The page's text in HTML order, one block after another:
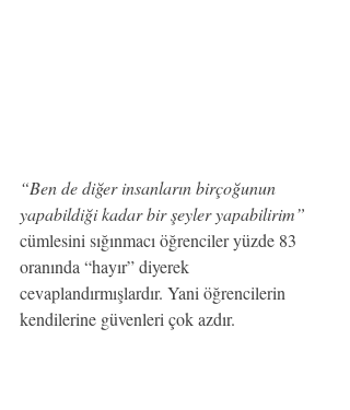
“Ben de diğer insanların birçoğunun
yapabildiği kadar bir şeyler yapabilirim”
cümlesini sığınmacı öğrenciler yüzde 83
oranında “hayır” diyerek
cevaplandırmışlardır. Yani öğrencilerin
kendilerine güvenleri çok azdır.